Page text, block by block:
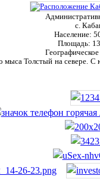
с.
Население:
Площадь:
Толстый на севере.